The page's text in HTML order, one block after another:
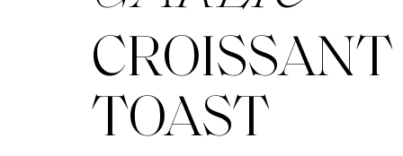
CROISSANT
TOAST